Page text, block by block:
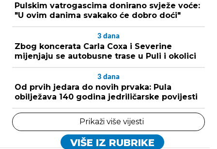
Pulskim vatrogascima donirano svježe voće:
"U ovim danima svakako će dobro doći"
3 dana
Zbog koncerata Carla Coxa i Severine
mijenjaju se autobusne trase u Puli i okolici
3 dana
Od prvih jedara do novih prvaka: Pula
obilježava 140 godina jedriličarske povijesti
Prikaži više vijesti
VIŠE IZ RUBRIKE